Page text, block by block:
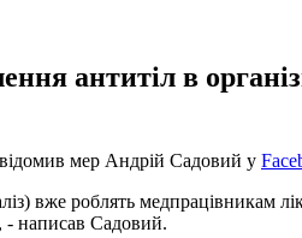
антитіл в
мер Андрій Садовий у
вже роблять медпрацівникам
- написав Садовий.